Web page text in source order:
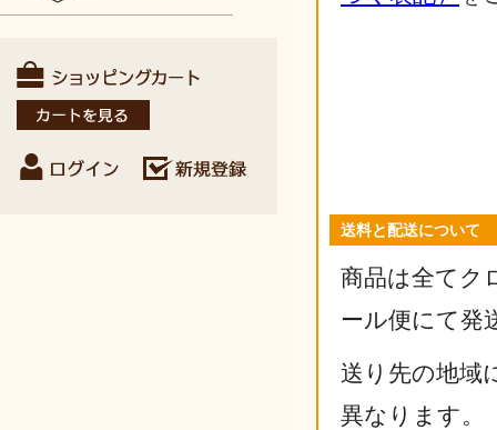
送料と配送について
商品は全てク
ール便にて発
送り先の地域
異なります。